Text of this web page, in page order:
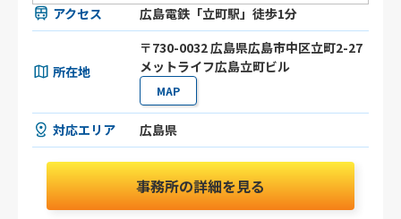
アクセス 広島電鉄「立町駅」徒歩1分
所在地
〒730-0032 広島県広島市中区立町2-27
メットライフ広島立町ビル
MAP
対応エリア 広島県
事務所の詳細を見る